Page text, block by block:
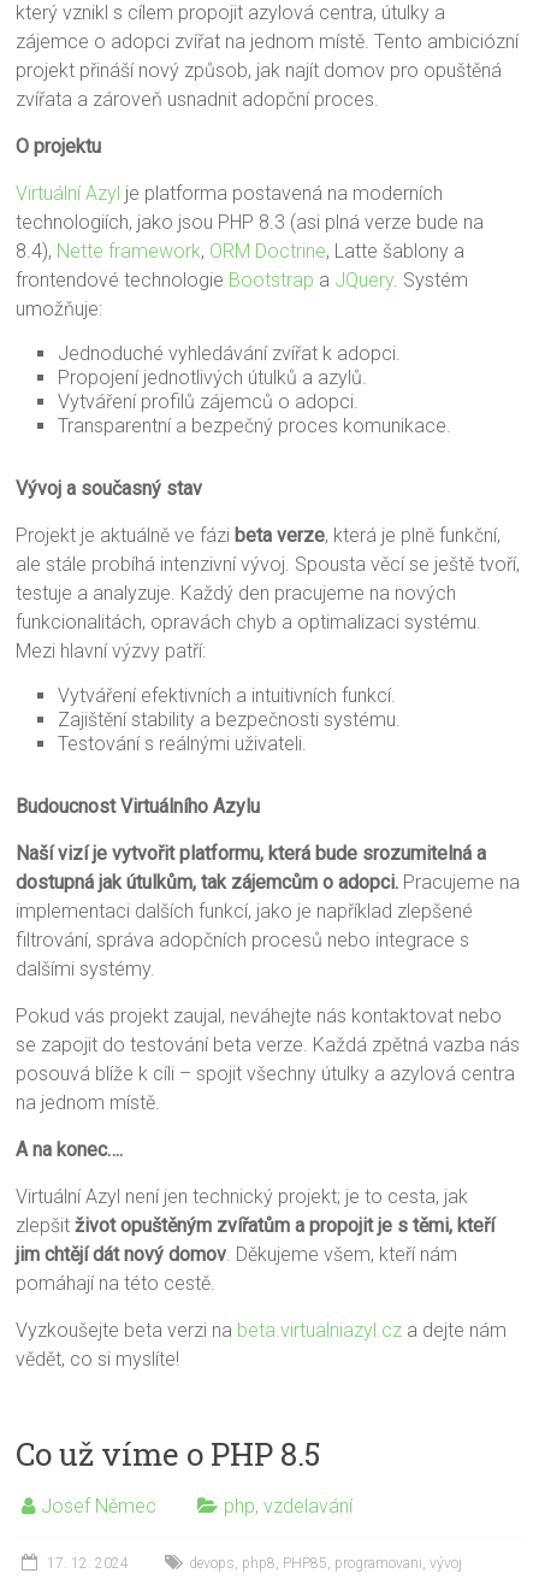
který vznikl s cílem propojit azylová centra, útulky a
zájemce o adopci zvířat na jednom místě. Tento ambiciózní
projekt přináší nový způsob, jak najít domov pro opuštěná
zvířata a zároveň usnadnit adopční proces.
O projektu
Virtuální Azyl je platforma postavená na moderních
technologiích, jako jsou PHP 8.3 (asi plná verze bude na
8.4), Nette framework, ORM Doctrine, Latte šablony a
frontendové technologie Bootstrap a JQuery. Systém
umožňuje:
Jednoduché vyhledávání zvířat k adopci.
Propojení jednotlivých útulků a azylů.
Vytváření profilů zájemců o adopci.
Transparentní a bezpečný proces komunikace.
Vývoj a současný stav
Projekt je aktuálně ve fázi beta verze, která je plně funkční,
ale stále probíhá intenzivní vývoj. Spousta věcí se ještě tvoří,
testuje a analyzuje. Každý den pracujeme na nových
funkcionalitách, opravách chyb a optimalizaci systému.
Mezi hlavní výzvy patří:
Vytváření efektivních a intuitivních funkcí.
Zajištění stability a bezpečnosti systému.
Testování s reálnými uživateli.
Budoucnost Virtuálního Azylu
Naší vizí je vytvořit platformu, která bude srozumitelná a
dostupná jak útulkům, tak zájemcům o adopci. Pracujeme na
implementaci dalších funkcí, jako je například zlepšené
filtrování, správa adopčních procesů nebo integrace s
dalšími systémy.
Pokud vás projekt zaujal, neváhejte nás kontaktovat nebo
se zapojit do testování beta verze. Každá zpětná vazba nás
posouvá blíže k cíli – spojit všechny útulky a azylová centra
na jednom místě.
A na konec….
Virtuální Azyl není jen technický projekt; je to cesta, jak
zlepšitživot opuštěným zvířatům a propojit je s těmi, kteří
jim chtějí dát nový domov. Děkujeme všem, kteří nám
pomáhají na této cestě.
Vyzkoušejte beta verzi na beta.virtualniazyl.cz a dejte nám
vědět, co si myslíte!
Co už víme o PHP 8.5
Josef Němec php,vzdelavání
17. 12. 2024 devops, php8, PHP85, programovani,vývoj